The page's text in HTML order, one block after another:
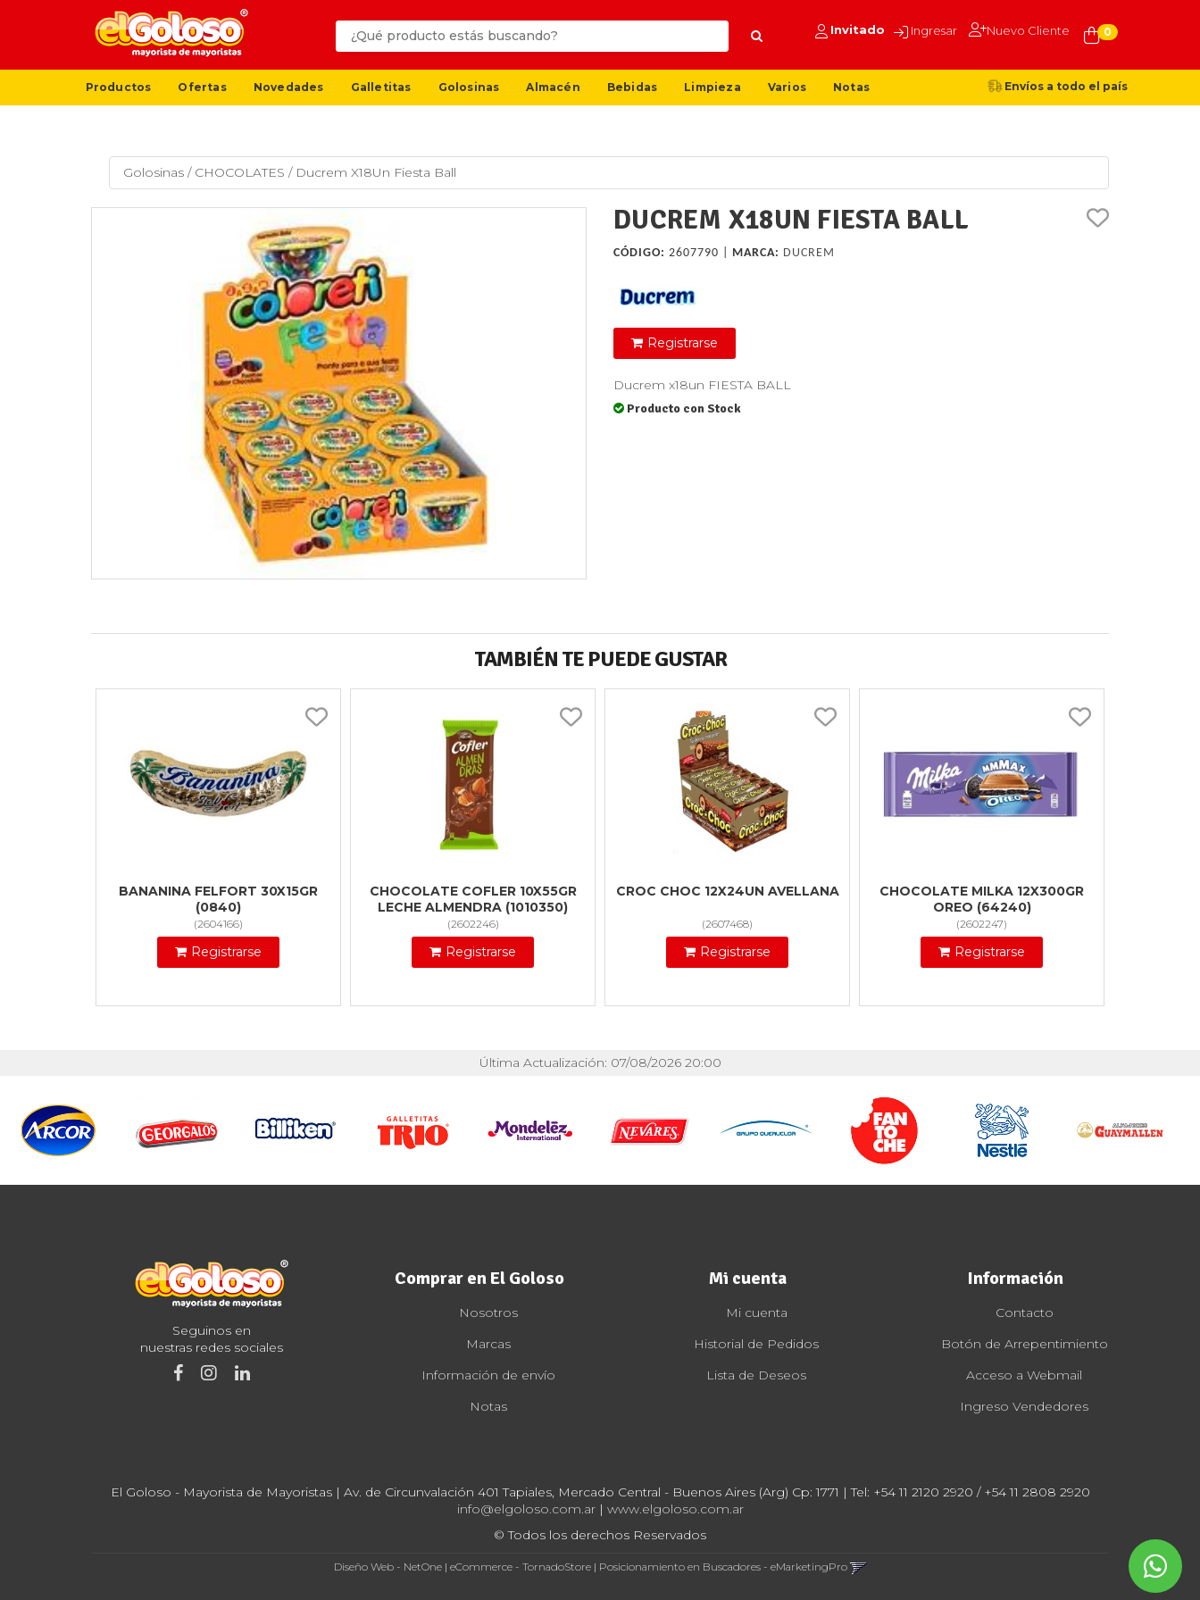
Invitado Ingresar Nuevo Cliente 0
Productos Ofertas Novedades Galletitas Golosinas Almacén Bebidas Limpieza Varios Notas Envíos a todo el país
Golosinas / CHOCOLATES / Ducrem X18Un Fiesta Ball
DUCREM X18UN FIESTA BALL
CÓDIGO: 2607790 | MARCA: DUCREM
Registrarse
Ducrem x18un FIESTA BALL
Producto con Stock
TAMBIÉN TE PUEDE GUSTAR
BANANINA FELFORT 30X15GR
(0840)
(2604166)
Registrarse
CHOCOLATE COFLER 10X55GR
LECHE ALMENDRA (1010350)
(2602246)
Registrarse
CROC CHOC 12X24UN AVELLANA
(2607468)
Registrarse
CHOCOLATE MILKA 12X300GR
OREO (64240)
(2602247)
Registrarse
Última Actualización: 07/08/2026 20:00
Seguinos en
nuestras redes sociales
Comprar en El Goloso
Nosotros
Marcas
Información de envío
Notas
Mi cuenta
Mi cuenta
Historial de Pedidos
Lista de Deseos
Información
Contacto
Botón de Arrepentimiento
Acceso a Webmail
Ingreso Vendedores
El Goloso - Mayorista de Mayoristas | Av. de Circunvalación 401 Tapiales, Mercado Central - Buenos Aires (Arg) Cp: 1771 | Tel: +54 11 2120 2920 / +54 11 2808 2920
info@elgoloso.com.ar| www.elgoloso.com.ar
© Todos los derechos Reservados
Diseño Web - NetOne| eCommerce - TornadoStore| Posicionamiento en Buscadores - eMarketingPro